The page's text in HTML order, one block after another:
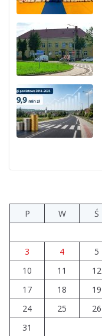
P
W Ś
3
4 5
10
11 12
17
18 19
24
25 26
31